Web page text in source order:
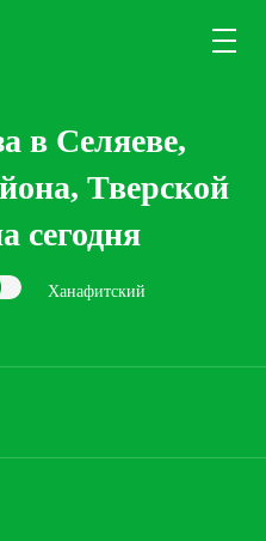
в Селяеве,
Тверской
сегодня
Ханафитский